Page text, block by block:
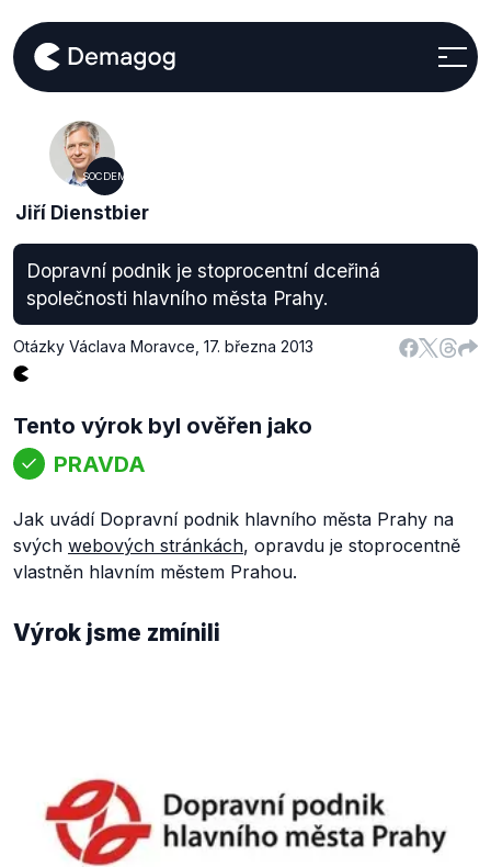
SOCDEM
Jiří Dienstbier
Dopravní podnik je stoprocentní dceřiná
společnosti hlavního města Prahy.
Otázky Václava Moravce 17. března 2013
Tento výrok byl ověřen jako
PRAVDA
Jak uvádí Dopravní podnik hlavního města Prahy na
svých webových stránkách, opravdu je stoprocentně
vlastněn hlavním městem Prahou.
Výrok jsme zmínili